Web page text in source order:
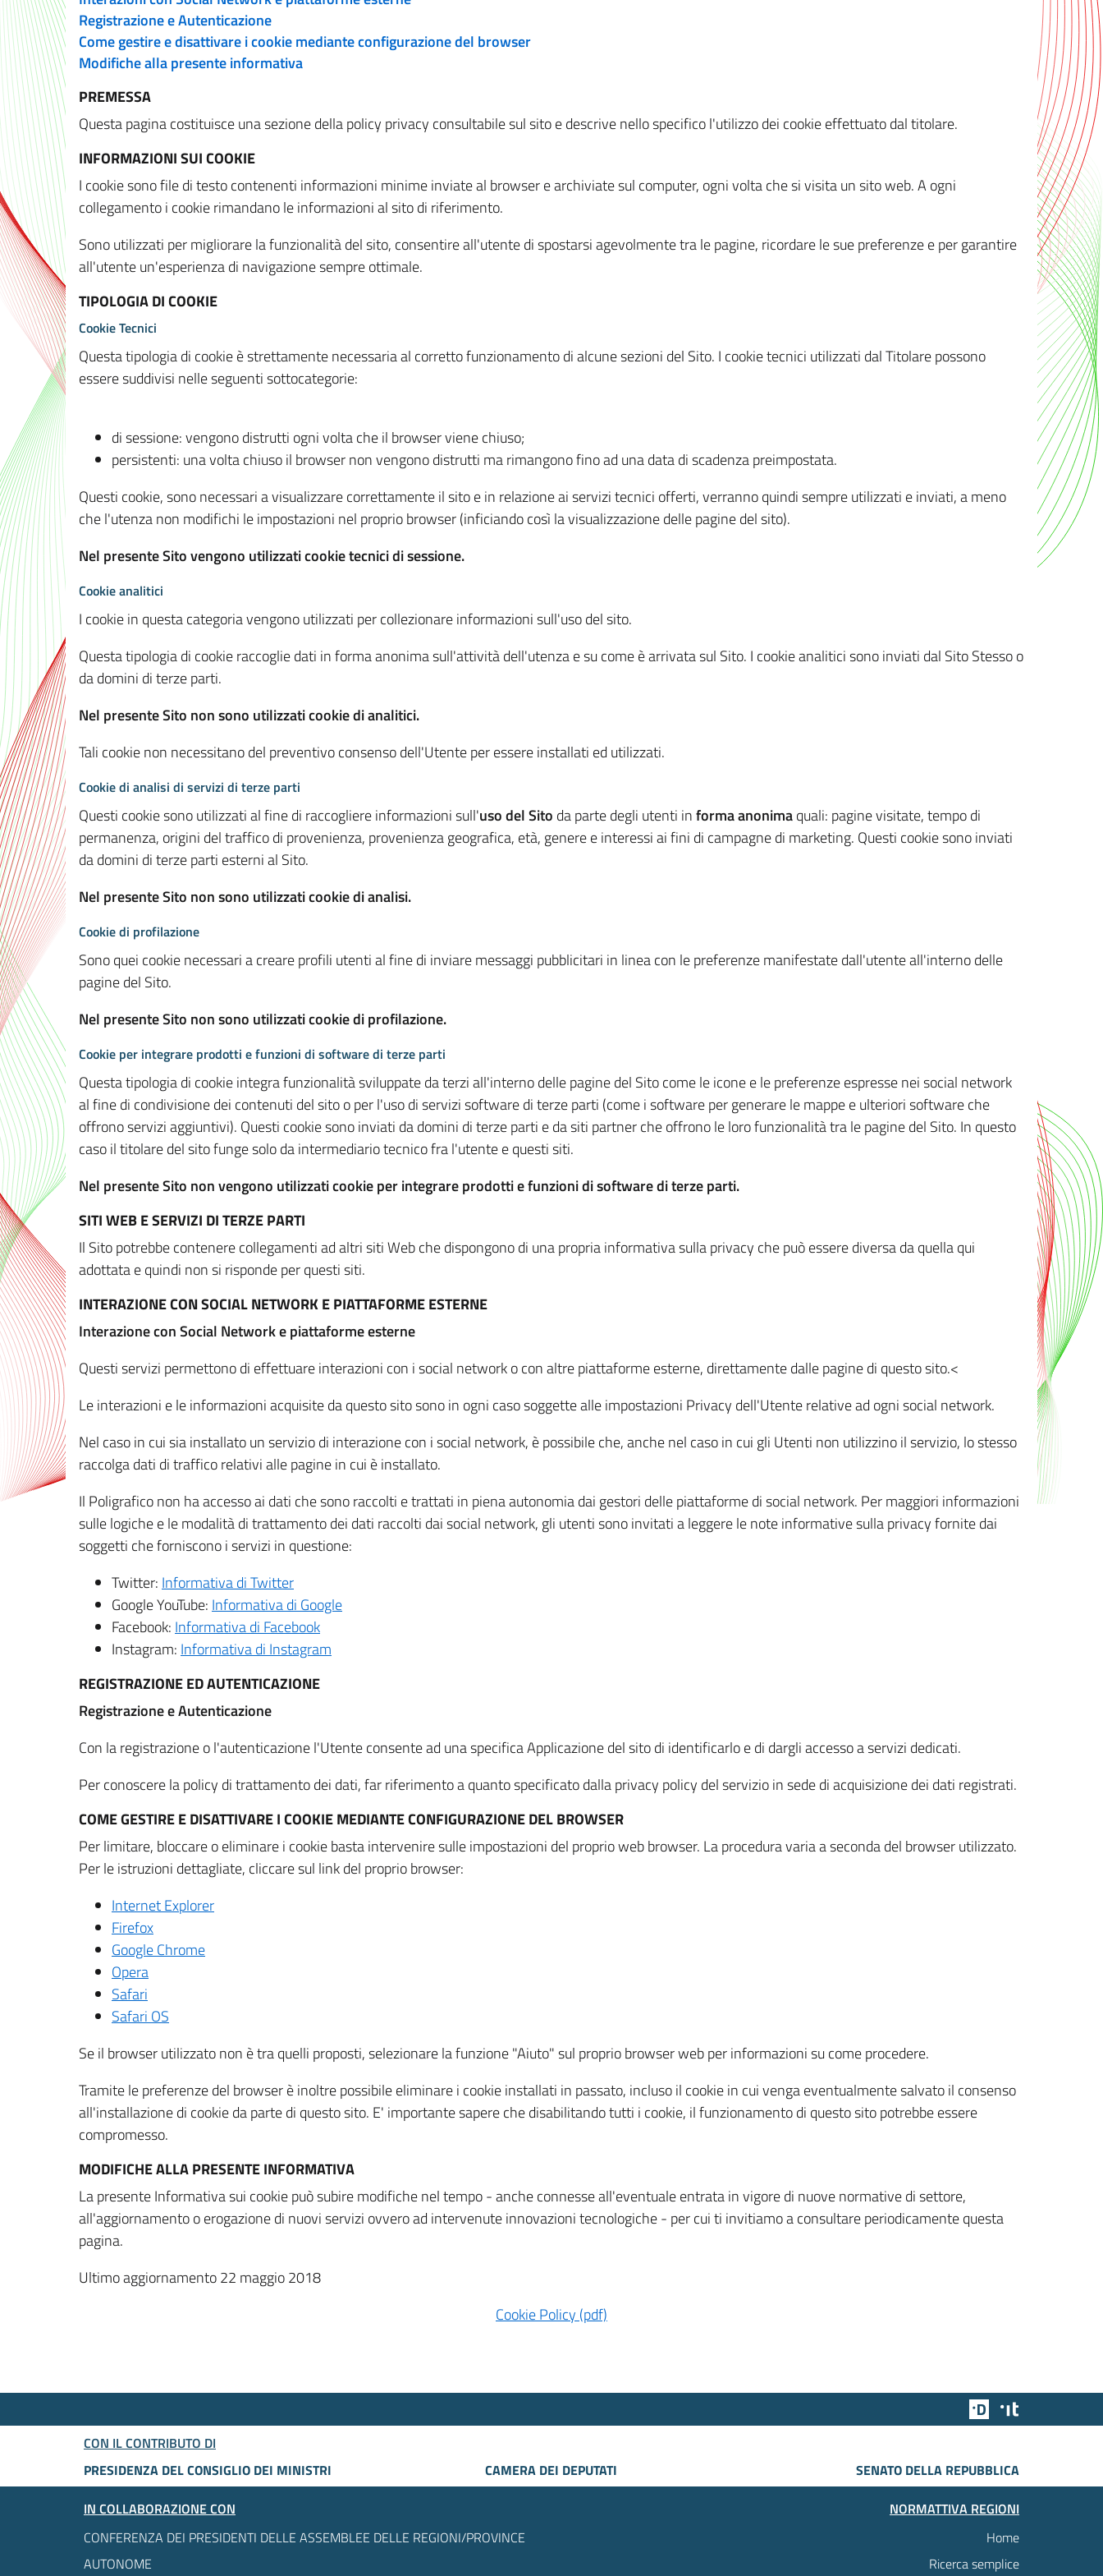
Registrazione e Autenticazione
Come gestire e disattivare i cookie mediante configurazione del browser
Modifiche alla presente informativa
PREMESSA
Questa pagina costituisce una sezione della policy privacy consultabile sul sito e descrive nello specifico l'utilizzo dei cookie effettuato dal titolare.
INFORMAZIONI SUI COOKIE
I cookie sono file di testo contenenti informazioni minime inviate al browser e archiviate sul computer, ogni volta che si visita un sito web. A ogni
collegamento i cookie rimandano le informazioni al sito di riferimento.
Sono utilizzati per migliorare la funzionalità del sito, consentire all'utente di spostarsi agevolmente tra le pagine, ricordare le sue preferenze e per garantire
all'utente un'esperienza di navigazione sempre ottimale.
TIPOLOGIA DI COOKIE
Cookie Tecnici
Questa tipologia di cookie è strettamente necessaria al corretto funzionamento di alcune sezioni del Sito. I cookie tecnici utilizzati dal Titolare possono
essere suddivisi nelle seguenti sottocategorie:
di sessione: vengono distrutti ogni volta che il browser viene chiuso;
persistenti: una volta chiuso il browser non vengono distrutti ma rimangono fino ad una data di scadenza preimpostata.
Questi cookie, sono necessari a visualizzare correttamente il sito e in relazione ai servizi tecnici offerti, verranno quindi sempre utilizzati e inviati, a meno
che l'utenza non modifichi le impostazioni nel proprio browser (inficiando così la visualizzazione delle pagine del sito).
Nel presente Sito vengono utilizzati cookie tecnici di sessione.
Cookie analitici
I cookie in questa categoria vengono utilizzati per collezionare informazioni sull'uso del sito.
Questa tipologia di cookie raccoglie dati in forma anonima sull'attività dell'utenza e su come è arrivata sul Sito. I cookie analitici sono inviati dal Sito Stesso o
da domini di terze parti.
Nel presente Sito non sono utilizzati cookie di analitici.
Tali cookie non necessitano del preventivo consenso dell'Utente per essere installati ed utilizzati.
Cookie di analisi di servizi di terze parti
Questi cookie sono utilizzati al fine di raccogliere informazioni sull'uso del Sito da parte degli utenti informa anonimaquali: pagine visitate, tempo di
permanenza, origini del traffico di provenienza, provenienza geografica, età, genere e interessi ai fini di campagne di marketing. Questi cookie sono inviati
da domini di terze parti esterni al Sito.
Nel presente Sito non sono utilizzati cookie di analisi.
Cookie di profilazione
Sono quei cookie necessari a creare profili utenti al fine di inviare messaggi pubblicitari in linea con le preferenze manifestate dall'utente all'interno delle
pagine del Sito.
Nel presente Sito non sono utilizzati cookie di profilazione.
Cookie per integrare prodotti e funzioni di software di terze parti
Questa tipologia di cookie integra funzionalità sviluppate da terzi all'interno delle pagine del Sito come le icone e le preferenze espresse nei social network
al fine di condivisione dei contenuti del sito o per l'uso di servizi software di terze parti (come i software per generare le mappe e ulteriori software che
offrono servizi aggiuntivi). Questi cookie sono inviati da domini di terze parti e da siti partner che offrono le loro funzionalità tra le pagine del Sito. In questo
caso il titolare del sito funge solo da intermediario tecnico fra l'utente e questi siti.
Nel presente Sito non vengono utilizzati cookie per integrare prodotti e funzioni di software di terze parti.
SITI WEB E SERVIZI DI TERZE PARTI
Il Sito potrebbe contenere collegamenti ad altri siti Web che dispongono di una propria informativa sulla privacy che può essere diversa da quella qui
adottata e quindi non si risponde per questi siti.
INTERAZIONE CON SOCIAL NETWORK E PIATTAFORME ESTERNE
Interazione con Social Network e piattaforme esterne
Questi servizi permettono di effettuare interazioni con i social network o con altre piattaforme esterne, direttamente dalle pagine di questo sito.<
Le interazioni e le informazioni acquisite da questo sito sono in ogni caso soggette alle impostazioni Privacy dell'Utente relative ad ogni social network.
Nel caso in cui sia installato un servizio di interazione con i social network, è possibile che, anche nel caso in cui gli Utenti non utilizzino il servizio, lo stesso
raccolga dati di traffico relativi alle pagine in cui è installato.
Il Poligrafico non ha accesso ai dati che sono raccolti e trattati in piena autonomia dai gestori delle piattaforme di social network. Per maggiori informazioni
sulle logiche e le modalità di trattamento dei dati raccolti dai social network, gli utenti sono invitati a leggere le note informative sulla privacy fornite dai
soggetti che forniscono i servizi in questione:
Twitter: Informativa di Twitter
Google YouTube: Informativa di Google
Facebook: Informativa di Facebook
Instagram: Informativa di Instagram
REGISTRAZIONE ED AUTENTICAZIONE
Registrazione e Autenticazione
Con la registrazione o l'autenticazione l'Utente consente ad una specifica Applicazione del sito di identificarlo e di dargli accesso a servizi dedicati.
Per conoscere la policy di trattamento dei dati, far riferimento a quanto specificato dalla privacy policy del servizio in sede di acquisizione dei dati registrati.
COME GESTIRE E DISATTIVARE I COOKIE MEDIANTE CONFIGURAZIONE DEL BROWSER
Per limitare, bloccare o eliminare i cookie basta intervenire sulle impostazioni del proprio web browser. La procedura varia a seconda del browser utilizzato.
Per le istruzioni dettagliate, cliccare sul link del proprio browser:
Internet Explorer
Firefox
Google Chrome
Opera
Safari
Safari OS
Se il browser utilizzato non è tra quelli proposti, selezionare la funzione "Aiuto" sul proprio browser web per informazioni su come procedere.
Tramite le preferenze del browser è inoltre possibile eliminare i cookie installati in passato, incluso il cookie in cui venga eventualmente salvato il consenso
all'installazione di cookie da parte di questo sito. E' importante sapere che disabilitando tutti i cookie, il funzionamento di questo sito potrebbe essere
compromesso.
MODIFICHE ALLA PRESENTE INFORMATIVA
La presente Informativa sui cookie può subire modifiche nel tempo - anche connesse all'eventuale entrata in vigore di nuove normative di settore,
all'aggiornamento o erogazione di nuovi servizi ovvero ad intervenute innovazioni tecnologiche - per cui ti invitiamo a consultare periodicamente questa
pagina.
Ultimo aggiornamento 22 maggio 2018
Cookie Policy (pdf)
Team Digitale
CON IL CONTRIBUTO DI
PRESIDENZA DEL CONSIGLIO DEI MINISTRI
CAMERA DEI DEPUTATI
SENATO DELLA REPUBBLICA
IN COLLABORAZIONE CON
CONFERENZA DEI PRESIDENTI DELLE ASSEMBLEE DELLE REGIONI/PROVINCE
AUTONOME
NORMATTIVA REGIONI
Home
Ricerca semplice